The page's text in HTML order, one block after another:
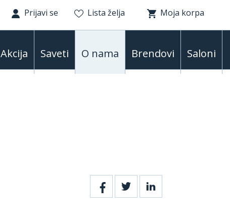
Prijavi se Lista želja Moja korpa
Akcija Saveti O nama Brendovi Saloni